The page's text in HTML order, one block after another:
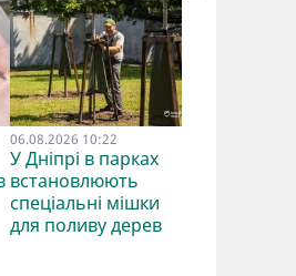
06.08.2026 10:22
У Дніпрі в парках
встановлюють
спеціальні мішки
для поливу дерев